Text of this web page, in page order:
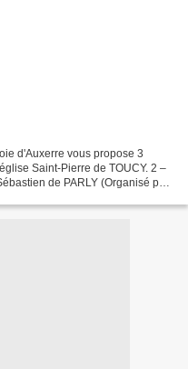
d'Auxerre vous propose 3
Saint-Pierre de TOUCY. 2 –
de PARLY (Organisé par